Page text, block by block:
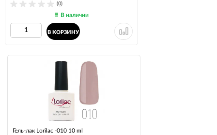
(0)
В наличии
В КОРЗИНУ
Гель-лак Lorilac -010 10 ml